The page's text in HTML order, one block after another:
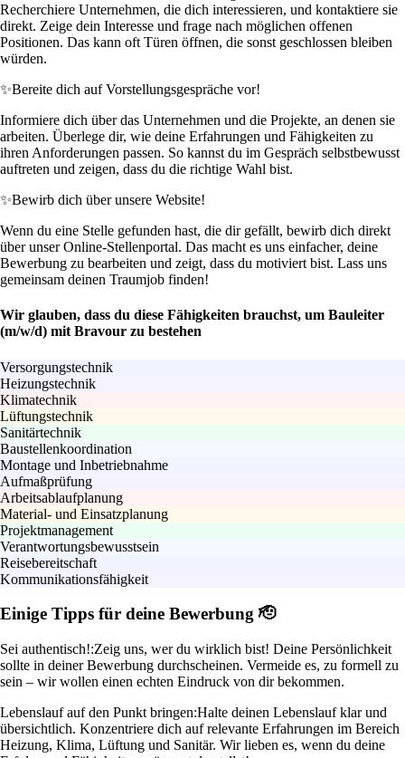
Recherchiere Unternehmen, die dich interessieren, und kontaktiere sie
direkt. Zeige dein Interesse und frage nach möglichen offenen
Positionen. Das kann oft Türen öffnen, die sonst geschlossen bleiben
würden.
✨Bereite dich auf Vorstellungsgespräche vor!
Informiere dich über das Unternehmen und die Projekte, an denen sie
arbeiten. Überlege dir, wie deine Erfahrungen und Fähigkeiten zu
ihren Anforderungen passen. So kannst du im Gespräch selbstbewusst
auftreten und zeigen, dass du die richtige Wahl bist.
✨Bewirb dich über unsere Website!
Wenn du eine Stelle gefunden hast, die dir gefällt, bewirb dich direkt
über unser Online-Stellenportal. Das macht es uns einfacher, deine
Bewerbung zu bearbeiten und zeigt, dass du motiviert bist. Lass uns
gemeinsam deinen Traumjob finden!
Wir glauben, dass du diese Fähigkeiten brauchst, um Bauleiter
(m/w/d) mit Bravour zu bestehen
Versorgungstechnik
Heizungstechnik
Klimatechnik
Lüftungstechnik
Sanitärtechnik
Baustellenkoordination
Montage und Inbetriebnahme
Aufmaßprüfung
Arbeitsablaufplanung
Material- und Einsatzplanung
Projektmanagement
Verantwortungsbewusstsein
Reisebereitschaft
Kommunikationsfähigkeit
Einige Tipps für deine Bewerbung 🫡
Sei authentisch!:Zeig uns, wer du wirklich bist! Deine Persönlichkeit
sollte in deiner Bewerbung durchscheinen. Vermeide es, zu formell zu
sein – wir wollen einen echten Eindruck von dir bekommen.
Lebenslauf auf den Punkt bringen:Halte deinen Lebenslauf klar und
übersichtlich. Konzentriere dich auf relevante Erfahrungen im Bereich
Heizung, Klima, Lüftung und Sanitär. Wir lieben es, wenn du deine